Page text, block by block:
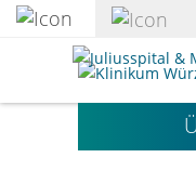
zum
Mitte